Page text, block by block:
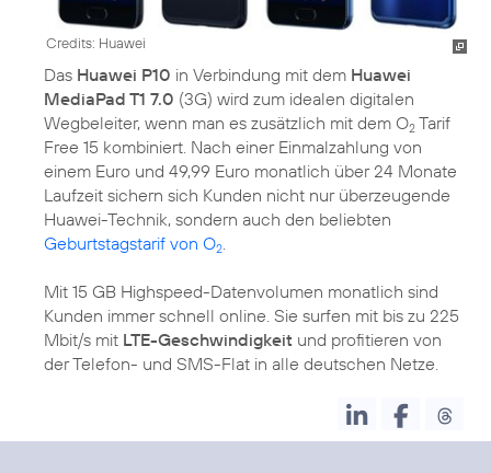
Credits: Huawei
Das Huawei P10 in Verbindung mit dem Huawei
MediaPad T1 7.0 (3G) wird zum idealen digitalen
Wegbeleiter, wenn man es zusätzlich mit dem O2 Tarif
Free 15 kombiniert. Nach einer Einmalzahlung von
einem Euro und 49,99 Euro monatlich über 24 Monate
Laufzeit sichern sich Kunden nicht nur überzeugende
Huawei-Technik, sondern auch den beliebten
Geburtstagstarif von O2.
Mit 15 GB Highspeed-Datenvolumen monatlich sind
Kunden immer schnell online. Sie surfen mit bis zu 225
Mbit/s mit LTE-Geschwindigkeit und profitieren von
der Telefon- und SMS-Flat in alle deutschen Netze.